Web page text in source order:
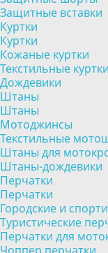
Защитные вставки
Куртки
Куртки
Кожаные куртки
Текстильные куртки
Дождевики
Штаны
Штаны
Мотоджинсы
Текстильные
Штаны для
Штаны-дождевики
Перчатки
Перчатки
Городские и
Туристические
Перчатки для